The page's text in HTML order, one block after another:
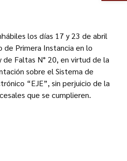
los días 17 y 23 de abril
de Primera Instancia en lo
de Faltas N° 20, en virtud de la
sobre el Sistema de
“EJE”, sin perjuicio de la
que se cumplieren.